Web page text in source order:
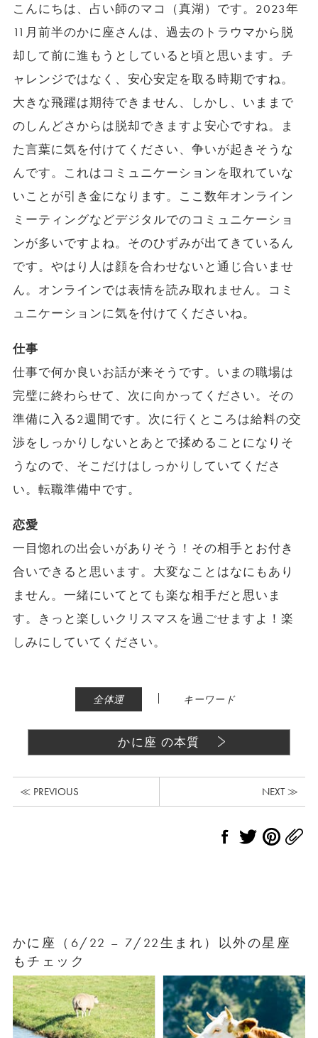
こんにちは、占い師のマコ（真湖）です。2023年
11月前半のかに座さんは、過去のトラウマから脱
却して前に進もうとしていると頃と思います。チ
ャレンジではなく、安心安定を取る時期ですね。
大きな飛躍は期待できません、しかし、いままで
のしんどさからは脱却できますよ安心ですね。ま
た言葉に気を付けてください、争いが起きそうな
んです。これはコミュニケーションを取れていな
いことが引き金になります。ここ数年オンライン
ミーティングなどデジタルでのコミュニケーショ
ンが多いですよね。そのひずみが出てきているん
です。やはり人は顔を合わせないと通じ合いませ
ん。オンラインでは表情を読み取れません。コミ
ュニケーションに気を付けてくださいね。
仕事
仕事で何か良いお話が来そうです。いまの職場は
完璧に終わらせて、次に向かってください。その
準備に入る2週間です。次に行くところは給料の交
渉をしっかりしないとあとで揉めることになりそ
うなので、そこだけはしっかりしていてくださ
い。転職準備中です。
恋愛
一目惚れの出会いがありそう！その相手とお付き
合いできると思います。大変なことはなにもあり
ません。一緒にいてとても楽な相手だと思いま
す。きっと楽しいクリスマスを過ごせますよ！楽
しみにしていてください。
全体運 | キーワード
かに座 の本質
≪ PREVIOUS NEXT ≫
かに座（6/22 – 7/22生まれ）以外の星座
もチェック